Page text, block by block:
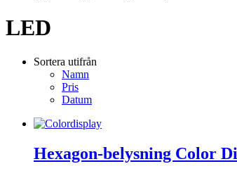
LED
Sortera utifrån
Namn
Pris
Datum
Hexagon-belysning Color